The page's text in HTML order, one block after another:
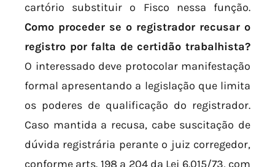
cartório substituir o Fisco nessa função.
Como proceder se o registrador recusar o
registro por falta de certidão trabalhista?
O interessado deve protocolar manifestação
formal apresentando a legislação que limita
os poderes de qualificação do registrador.
Caso mantida a recusa, cabe suscitação de
dúvida registrária perante o juiz corregedor,
conforme arts. 198 a 204 da Lei 6.015/73, com